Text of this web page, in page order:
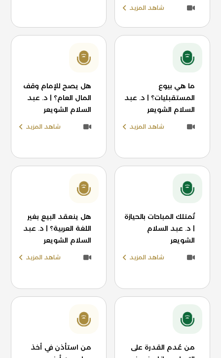
شاهد المزيد
ما هي بيوع
المستقبليات؟ | د. عبد
السلام الشويعر
شاهد المزيد
هل يصح للإمام وقف
المال العام؟ | د. عبد
السلام الشويعر
شاهد المزيد
تُمتلك المباحات بالحيازة
| د. عبد السلام
الشويعر
شاهد المزيد
هل ينعقد البيع بغير
اللغة العربية؟ | د. عبد
السلام الشويعر
شاهد المزيد
من عُدم القدرة على
من استأذن في أخذ